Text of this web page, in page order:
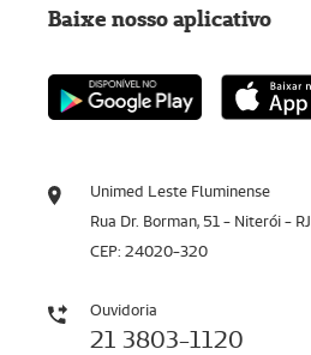
Unimed Leste Fluminense
Rua Dr. Borman, 51 - Niterói - RJ
CEP: 24020-320
Ouvidoria
21 3803-1120
Baixe nosso aplicativo